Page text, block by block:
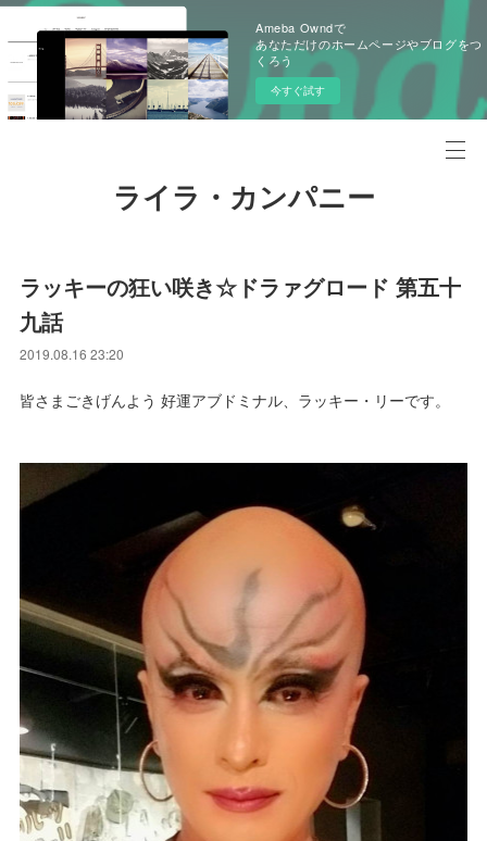
Ameba Owndで
あなただけのホームページやブログをつ
くろう
今すぐ試す
ライラ・カンパニー
ラッキーの狂い咲き☆ドラァグロード 第五十
九話
2019.08.16 23:20
皆さまごきげんよう 好運アブドミナル、ラッキー・リーです。